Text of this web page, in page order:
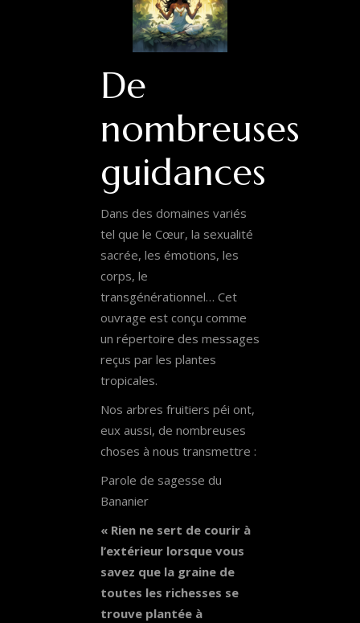
De
nombreuses
guidances
Dans des domaines variés
tel que le Cœur, la sexualité
sacrée, les émotions, les
corps, le
transgénérationnel… Cet
ouvrage est conçu comme
un répertoire des messages
reçus par les plantes
tropicales.
Nos arbres fruitiers péi ont,
eux aussi, de nombreuses
choses à nous transmettre :
Parole de sagesse du
Bananier
« Rien ne sert de courir à
l’extérieur lorsque vous
savez que la graine de
toutes les richesses se
trouve plantée à